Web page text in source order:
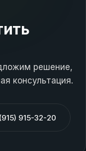
решение,
консультация.
915-32-20